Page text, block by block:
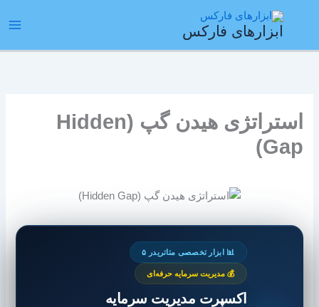
ابزارهای فارکس
استراتژی هیدن گپ (Hidden
Gap)
📊 ابزار تخصصی متاتریدر ۵
💰 مدیریت سرمایه حرفه‌ای
اکسپرت مدیریت سرمایه